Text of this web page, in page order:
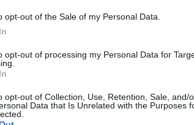
opt-out of the Sale of my Personal Data.
opt-out of processing my Personal Data for
opt-out of Collection, Use, Retention, Sale, and/
Data that Is Unrelated with the Purposes